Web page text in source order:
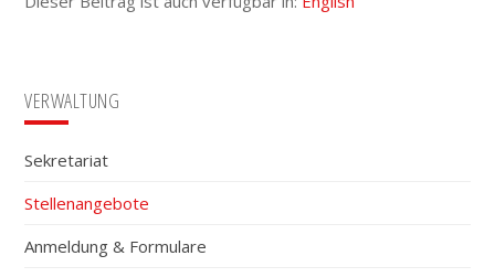
Seitenspalte
VERWALTUNG
Sekretariat
Stellenangebote
Anmeldung & Formulare